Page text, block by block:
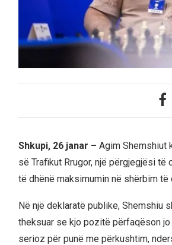
Shkupi, 26 janar – Agim Shemshiut
së Trafikut Rrugor, një përgjegjësi
të dhënë maksimumin në shërbim të
Në një deklaratë publike, Shemshiu
theksuar se kjo pozitë përfaqëson
serioz për punë me përkushtim,